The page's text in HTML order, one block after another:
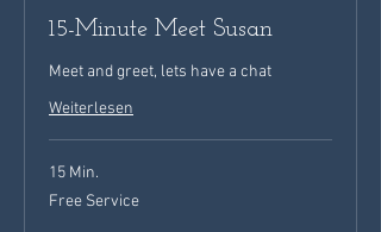
15-Minute Meet Susan
Meet and greet, lets have a chat
Weiterlesen
15 Min.
Free
Service
Free Service